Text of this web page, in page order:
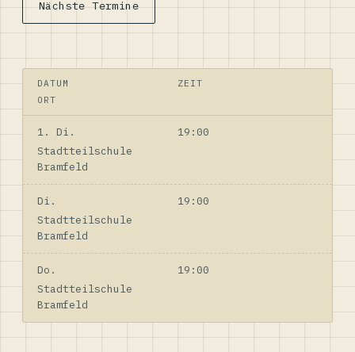
Nächste Termine
DATUM
ZEIT
ORT
1. Di.
19:00
Stadtteilschule
Bramfeld
Di.
19:00
Stadtteilschule
Bramfeld
Do.
19:00
Stadtteilschule
Bramfeld